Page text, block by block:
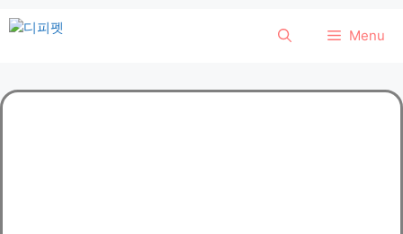
컨
로
건
Menu